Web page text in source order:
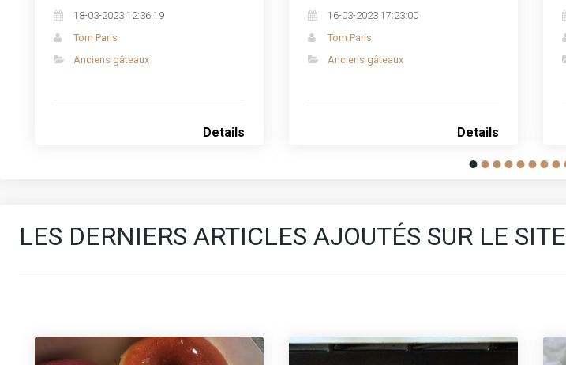
18-03-2023 12:36:19
Tom Paris
Anciens gâteaux
Details
16-03-2023 17:23:00
Tom Paris
Anciens gâteaux
Details
LES DERNIERS ARTICLES AJOUTÉS SUR LE SITE